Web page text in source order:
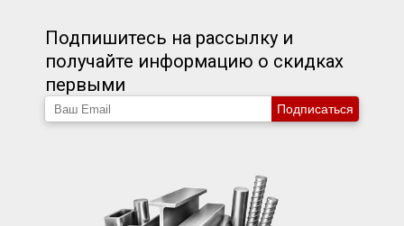
Подпишитесь на рассылку и
получайте информацию о скидках
первыми
Подписаться